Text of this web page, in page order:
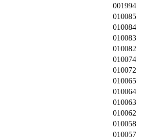
001994
010085
010084
010083
010082
010074
010072
010065
010064
010063
010062
010058
010057